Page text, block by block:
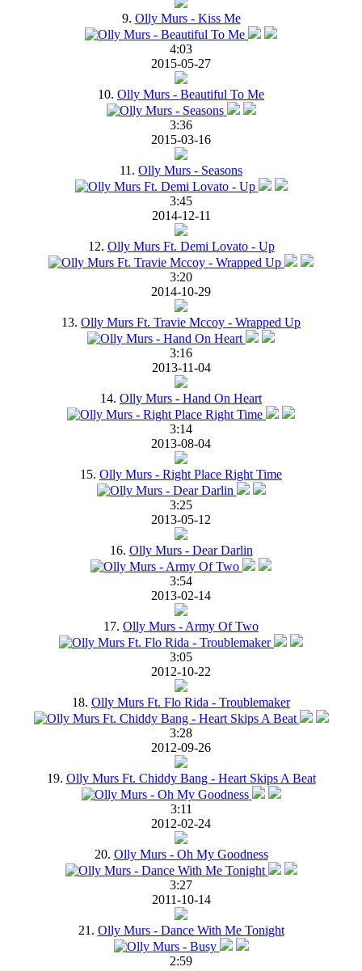
9. Olly Murs - Kiss Me
4:03
2015-05-27
10. Olly Murs - Beautiful To Me
3:36
2015-03-16
11. Olly Murs - Seasons
3:45
2014-12-11
12. Olly Murs Ft. Demi Lovato - Up
3:20
2014-10-29
13. Olly Murs Ft. Travie Mccoy - Wrapped Up
3:16
2013-11-04
14. Olly Murs - Hand On Heart
3:14
2013-08-04
15. Olly Murs - Right Place Right Time
3:25
2013-05-12
16. Olly Murs - Dear Darlin
3:54
2013-02-14
17. Olly Murs - Army Of Two
3:05
2012-10-22
18. Olly Murs Ft. Flo Rida - Troublemaker
3:28
2012-09-26
19. Olly Murs Ft. Chiddy Bang - Heart Skips A Beat
3:11
2012-02-24
20. Olly Murs - Oh My Goodness
3:27
2011-10-14
21. Olly Murs - Dance With Me Tonight
2:59